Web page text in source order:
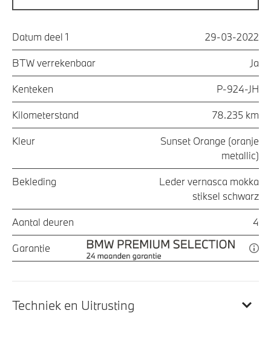
Datum deel 1 29-03-2022
BTW verrekenbaar Ja
Kenteken P-924-JH
Kilometerstand 78.235 km
Kleur
Sunset Orange (oranje
metallic)
Bekleding
Leder vernasca mokka
stiksel schwarz
Aantal deuren 4
Garantie
Techniek en Uitrusting